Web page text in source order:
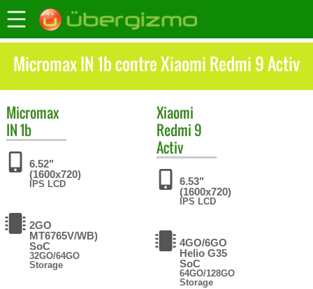
Micromax IN 1b contre Xiaomi Redmi 9 Activ
Micromax
IN 1b
6.52"
(1600x720)
IPS LCD
2GO
MT6765V/WB)
SoC
32GO/64GO
Storage
Xiaomi
Redmi 9
Activ
6.53"
(1600x720)
IPS LCD
4GO/6GO
Helio G35
SoC
64GO/128GO
Storage